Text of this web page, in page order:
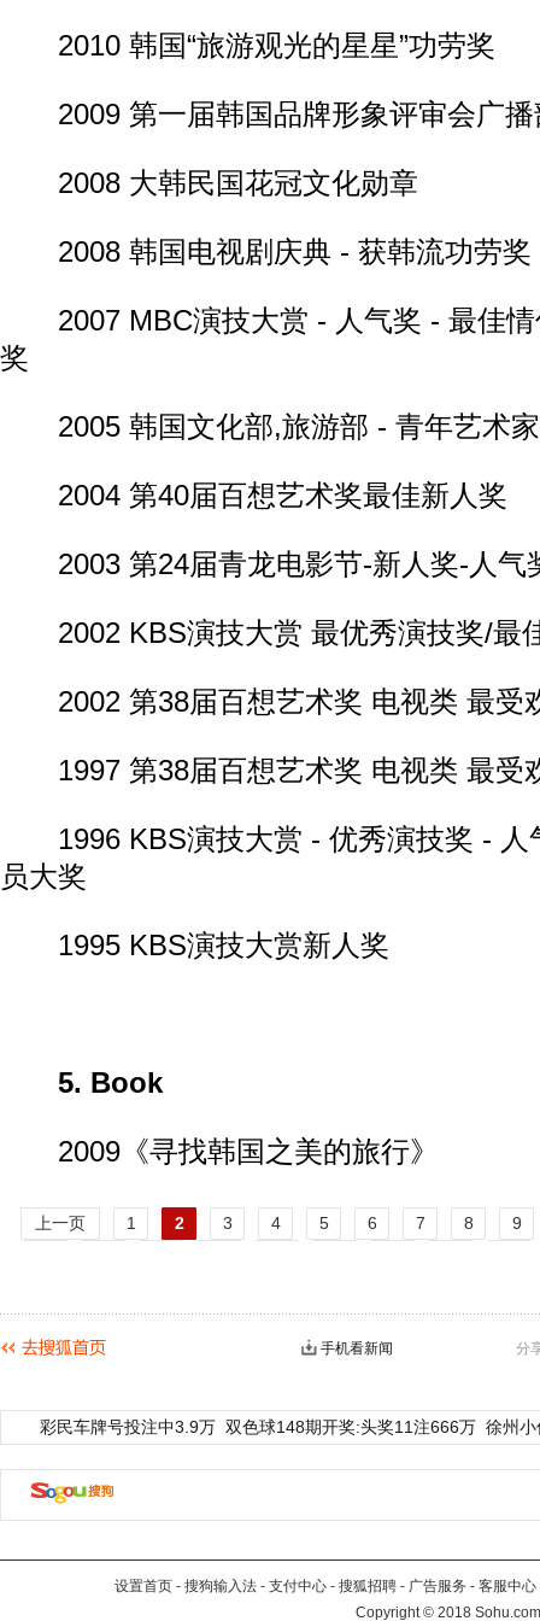
2010 韩国“旅游观光的星星”功劳奖
2009 第一届韩国品牌形象评审会广播
2008 大韩民国花冠文化勋章
2008 韩国电视剧庆典 - 获韩流功劳奖
2007 MBC演技大赏 - 人气奖 - 最佳情
奖
2005 韩国文化部,旅游部 - 青年艺术家
2004 第40届百想艺术奖最佳新人奖
2003 第24届青龙电影节-新人奖-人气
2002 KBS演技大赏 最优秀演技奖/最
2002 第38届百想艺术奖 电视类 最受
1997 第38届百想艺术奖 电视类 最受
1996 KBS演技大赏 - 优秀演技奖 - 人
员大奖
1995 KBS演技大赏新人奖
5. Book
2009《寻找韩国之美的旅行》
上一页 1 2 3 4 5 6 7 8
9
40
下一页
分
手机看新闻
彩民车牌号投注中3.9万 双色球148期开奖:头奖11注666万 徐州
设置首页 - 搜狗输入法 - 支付中心 - 搜狐招聘 - 广告服务 - 客服中心
Copyright©2018